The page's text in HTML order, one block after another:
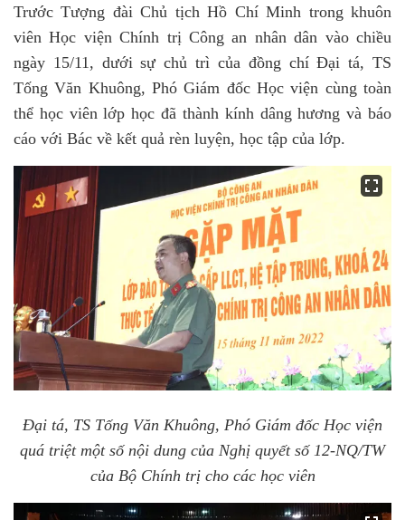
Trước Tượng đài Chủ tịch Hồ Chí Minh trong khuôn
viên Học viện Chính trị Công an nhân dân vào chiều
ngày 15/11, dưới sự chủ trì của đồng chí Đại tá, TS
Tống Văn Khuông, Phó Giám đốc Học viện cùng toàn
thể học viên lớp học đã thành kính dâng hương và báo
cáo với Bác về kết quả rèn luyện, học tập của lớp.
Đại tá, TS Tống Văn Khuông, Phó Giám đốc Học viện
quá triệt một số nội dung của Nghị quyết số 12-NQ/TW
của Bộ Chính trị cho các học viên